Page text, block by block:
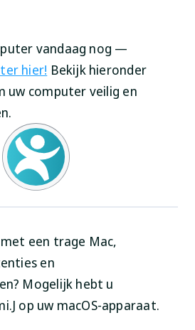
vandaag nog —
hier! Bekijk hieronder
uw computer veilig en
een trage Mac,
en
Mogelijk hebt u
op uw macOS-apparaat.